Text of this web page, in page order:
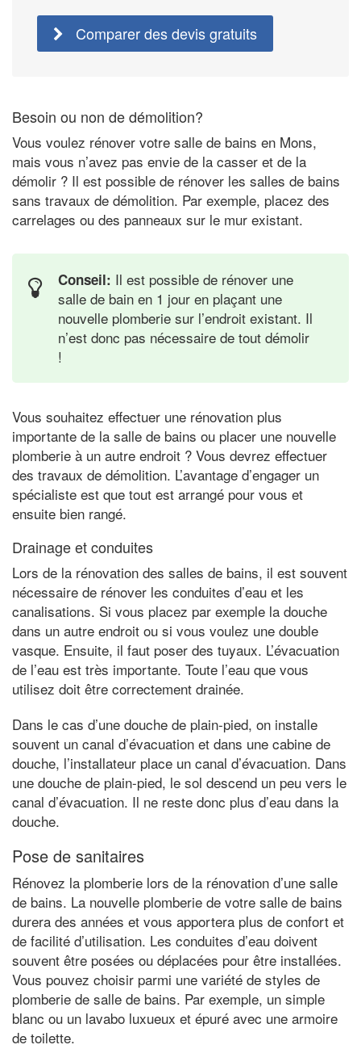
Comparer des devis gratuits
Besoin ou non de démolition?
Vous voulez rénover votre salle de bains en Mons,
mais vous n’avez pas envie de la casser et de la
démolir ? Il est possible de rénover les salles de bains
sans travaux de démolition. Par exemple, placez des
carrelages ou des panneaux sur le mur existant.
Conseil: Il est possible de rénover une
salle de bain en 1 jour en plaçant une
nouvelle plomberie sur l’endroit existant. Il
n’est donc pas nécessaire de tout démolir
!
Vous souhaitez effectuer une rénovation plus
importante de la salle de bains ou placer une nouvelle
plomberie à un autre endroit ? Vous devrez effectuer
des travaux de démolition. L’avantage d’engager un
spécialiste est que tout est arrangé pour vous et
ensuite bien rangé.
Drainage et conduites
Lors de la rénovation des salles de bains, il est souvent
nécessaire de rénover les conduites d’eau et les
canalisations. Si vous placez par exemple la douche
dans un autre endroit ou si vous voulez une double
vasque. Ensuite, il faut poser des tuyaux. L’évacuation
de l’eau est très importante. Toute l’eau que vous
utilisez doit être correctement drainée.
Dans le cas d’une douche de plain-pied, on installe
souvent un canal d’évacuation et dans une cabine de
douche, l’installateur place un canal d’évacuation. Dans
une douche de plain-pied, le sol descend un peu vers le
canal d’évacuation. Il ne reste donc plus d’eau dans la
douche.
Pose de sanitaires
Rénovez la plomberie lors de la rénovation d’une salle
de bains. La nouvelle plomberie de votre salle de bains
durera des années et vous apportera plus de confort et
de facilité d’utilisation. Les conduites d’eau doivent
souvent être posées ou déplacées pour être installées.
Vous pouvez choisir parmi une variété de styles de
plomberie de salle de bains. Par exemple, un simple
blanc ou un lavabo luxueux et épuré avec une armoire
de toilette.